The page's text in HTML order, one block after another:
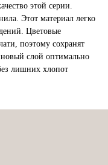
этой серии.
Этот материал легко
Цветовые
поэтому сохранят
слой оптимально
лишних хлопот